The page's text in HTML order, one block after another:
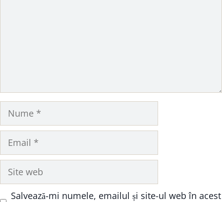
Site
web
Salvează-mi numele, emailul și site-ul web în acest